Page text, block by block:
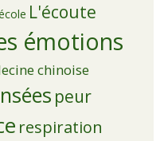
L'écoute
émotions
chinoise
peur
respiration